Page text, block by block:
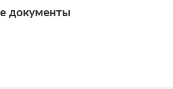
документы